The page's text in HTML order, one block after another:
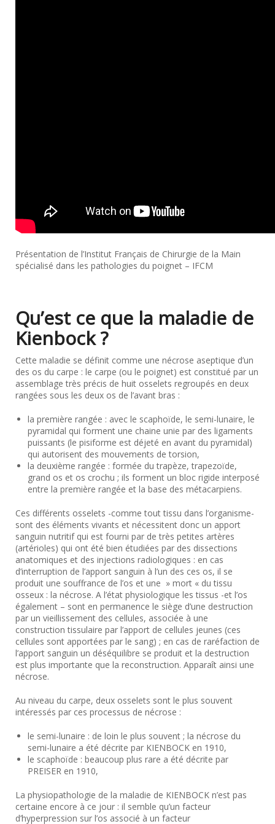
Présentation de l’Institut Français de Chirurgie de la Main
spécialisé dans les pathologies du poignet – IFCM
Qu’est ce que la maladie de
Kienbock ?
Cette maladie se définit comme une nécrose aseptique d’un
des os du carpe : le carpe (ou le poignet) est constitué par un
assemblage très précis de huit osselets regroupés en deux
rangées sous les deux os de l’avant bras :
la première rangée : avec le scaphoïde, le semi-lunaire, le
pyramidal qui forment une chaine unie par des ligaments
puissants (le pisiforme est déjeté en avant du pyramidal)
qui autorisent des mouvements de torsion,
la deuxième rangée : formée du trapèze, trapezoïde,
grand os et os crochu ; ils forment un bloc rigide interposé
entre la première rangée et la base des métacarpiens.
Ces différents osselets -comme tout tissu dans l’organisme-
sont des éléments vivants et nécessitent donc un apport
sanguin nutritif qui est fourni par de très petites artères
(artérioles) qui ont été bien étudiées par des dissections
anatomiques et des injections radiologiques : en cas
d’interruption de l’apport sanguin à l’un des ces os, il se
produit une souffrance de l’os et une » mort « du tissu
osseux : la nécrose. A l’état physiologique les tissus -et l’os
également – sont en permanence le siège d’une destruction
par un vieillissement des cellules, associée à une
construction tissulaire par l’apport de cellules jeunes (ces
cellules sont apportées par le sang) ; en cas de raréfaction de
l’apport sanguin un déséquilibre se produit et la destruction
est plus importante que la reconstruction. Apparaît ainsi une
nécrose.
Au niveau du carpe, deux osselets sont le plus souvent
intéressés par ces processus de nécrose :
le semi-lunaire : de loin le plus souvent ; la nécrose du
semi-lunaire a été décrite par KIENBOCK en 1910,
le scaphoïde : beaucoup plus rare a été décrite par
PREISER en 1910,
La physiopathologie de la maladie de KIENBOCK n’est pas
certaine encore à ce jour : il semble qu’un facteur
d’hyperpression sur l’os associé à un facteur